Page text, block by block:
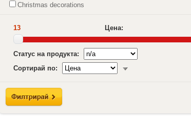
Christmas decorations
13 Цена:
Статус на продукта:
Сортирай по: